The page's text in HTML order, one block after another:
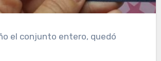
el conjunto entero, quedó